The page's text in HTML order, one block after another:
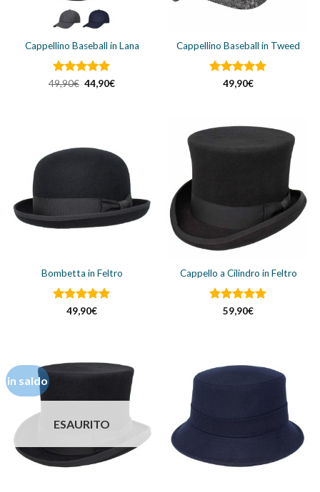
Cappellino Baseball in Lana
Valutato 5
49,90€ Il
prezzo
44,90€Il
Cappellino Baseball in Tweed
Valutato5
49,90€
Bombetta in Feltro
Valutato
49,90€
Cappello a Cilindro in Feltro
Valutato5
59,90€
in saldo
ESAURITO